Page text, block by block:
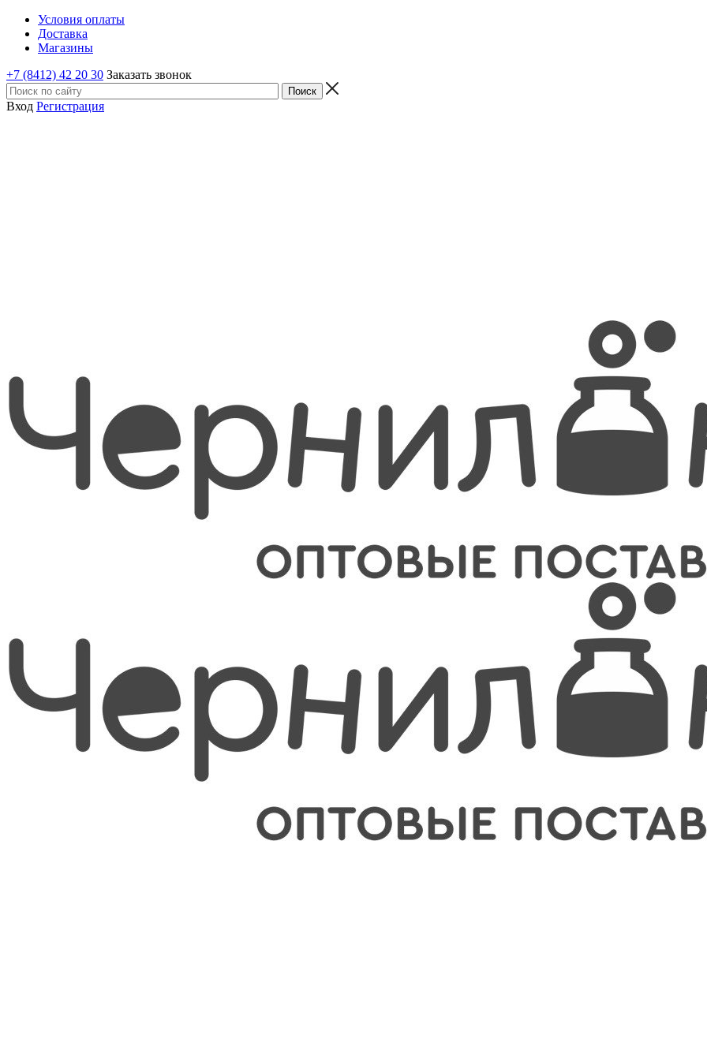
Условия оплаты
Доставка
Магазины
+7 (8412) 42 20 30 Заказать звонок
Вход Регистрация